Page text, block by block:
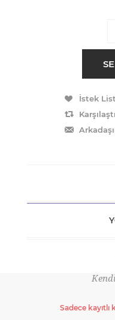
Sadece kayıtlı